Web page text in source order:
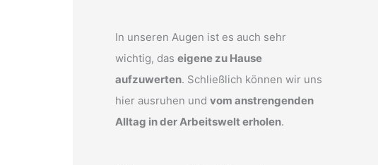
In unseren Augen ist es auch sehr
wichtig, das eigene zu Hause
aufzuwerten. Schließlich können wir uns
hier ausruhen und vom anstrengenden
Alltag in der Arbeitswelt erholen.